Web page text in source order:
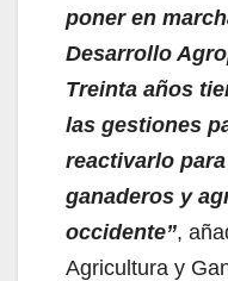
poner en
Desarrollo
Treinta años
las gestiones
reactivarlo
ganaderos y
occidente”,
Agricultura y